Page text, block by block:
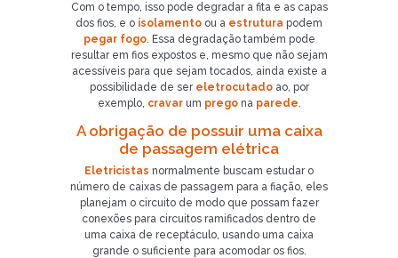
Com o tempo, isso pode degradar a fita e as capas
dos fios, e o isolamento ou a estrutura podem
pegar fogo. Essa degradação também pode
resultar em fios expostos e, mesmo que não sejam
acessíveis para que sejam tocados, ainda existe a
possibilidade de ser eletrocutado ao, por
exemplo, cravar um prego na parede.
A obrigação de possuir uma caixa
de passagem elétrica
Eletricistas normalmente buscam estudar o
número de caixas de passagem para a fiação, eles
planejam o circuito de modo que possam fazer
conexões para circuitos ramificados dentro de
uma caixa de receptáculo, usando uma caixa
grande o suficiente para acomodar os fios.